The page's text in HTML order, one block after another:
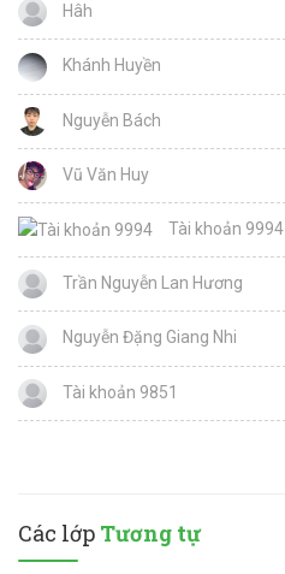
Hâh
Khánh Huyền
Nguyễn Bách
Vũ Văn Huy
Tài khoản 9994
Trần Nguyễn Lan Hương
Nguyễn Đặng Giang Nhi
Tài khoản 9851
Các lớp Tương tự